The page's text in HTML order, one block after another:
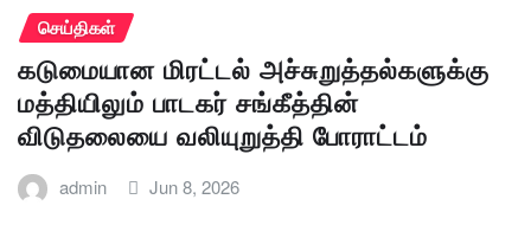
செய்திகள்
கடுமையான மிரட்டல் அச்சுறுத்தல்களுக்கு
மத்தியிலும் பாடகர் சங்கீத்தின்
விடுதலையை வலியுறுத்தி போராட்டம்
admin Jun 8, 2026